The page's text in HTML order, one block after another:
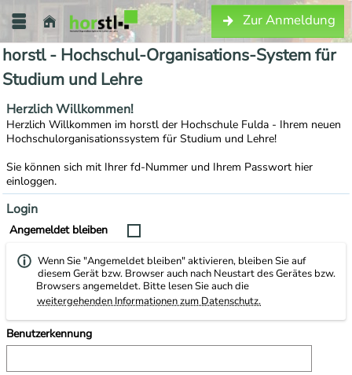
Zur Anmeldung
horstl - Hochschul-Organisations-System für
Studium und Lehre
Herzlich Willkommen!
Herzlich Willkommen im horstl der Hochschule Fulda - Ihrem neuen
Hochschulorganisationssystem für Studium und Lehre!
Sie können sich mit Ihrer fd-Nummer und Ihrem Passwort hier
einloggen.
Login
Angemeldet bleiben
Wenn Sie "Angemeldet bleiben" aktivieren, bleiben Sie auf
diesem Gerät bzw. Browser auch nach Neustart des Gerätes bzw.
Browsers angemeldet. Bitte lesen Sie auch die
weitergehenden Informationen zum Datenschutz.
Benutzerkennung